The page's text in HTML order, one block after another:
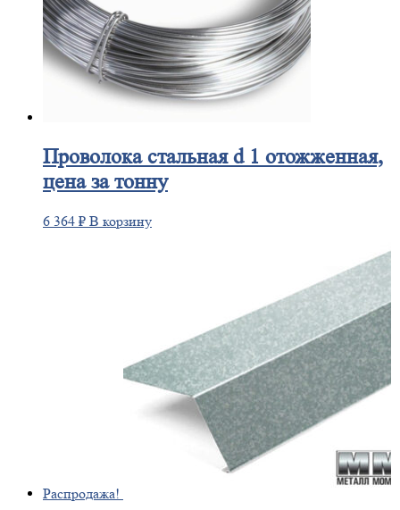
Проволокастальная d 1 отожженная,
цена за тонну
6 364 ₽ В корзину
Распродажа!